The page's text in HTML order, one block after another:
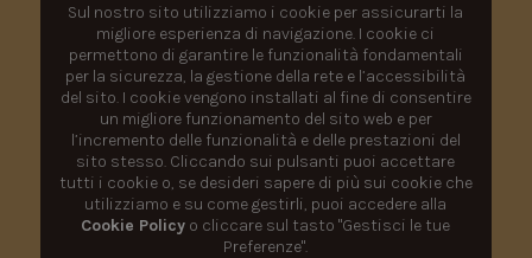
Sul nostro sito utilizziamo i cookie per assicurarti la
migliore esperienza di navigazione. I cookie ci
permettono di garantire le funzionalità fondamentali
per la sicurezza, la gestione della rete e l’accessibilità
del sito. I cookie vengono installati al fine di consentire
un migliore funzionamento del sito web e per
l’incremento delle funzionalità e delle prestazioni del
sito stesso. Cliccando sui pulsanti puoi accettare
tutti i cookie o, se desideri sapere di più sui cookie che
utilizziamo e su come gestirli, puoi accedere alla
Cookie Policy o cliccare sul tasto "Gestisci le tue
Preferenze".